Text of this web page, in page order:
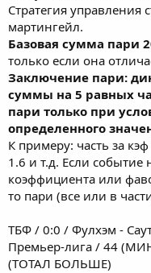
Стратегия управления
мартингейл.
Базовая сумма пари
только если она
Заключение пари:
суммы на 5 равных
пари только при
определенного
К примеру: часть за
1.6 и т.д. Если событие
коэффициента или
то пари (все или в
ТБФ / 0:0 / Фулхэм -
Премьер-лига / 44
(ТОТАЛ БОЛЬШЕ)